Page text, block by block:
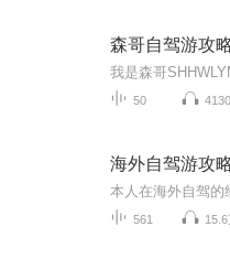
森哥自驾游攻
50 4130
海外自驾游攻
561